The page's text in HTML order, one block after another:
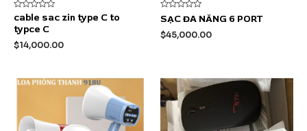
Được
xếp
hạng
5
cable sac zin type C to
typce C
$14,000.00
Được
xếp
hạng
0
SẠC ĐA NĂNG 6 PORT
$45,000.00